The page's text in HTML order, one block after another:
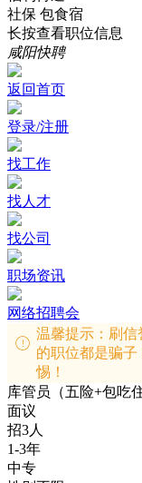
社保 包食宿
长按查看职位信息
咸阳快聘
返回首页
登录/注册
找工作
找人才
找公司
职场资讯
网络招聘会
温馨提示：刷
的职位都是骗
惕！
库管员（五险+包吃住
面议
招3人
1-3年
中专